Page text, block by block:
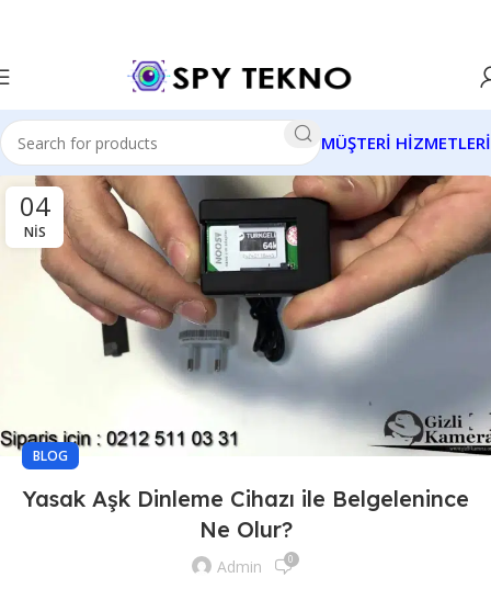
MÜŞTERİ HİZMETLERİ
04
NIS
BLOG
Yasak Aşk Dinleme Cihazı ile Belgelenince
Ne Olur?
Admin 0